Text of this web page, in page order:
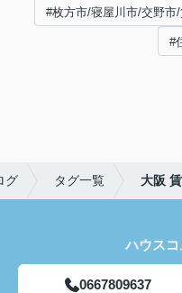
#枚方市/寝屋川市/交野市
#
グ タグ一覧 大阪
ハウス
0667809637